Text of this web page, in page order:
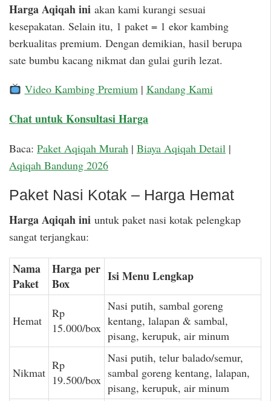
Harga Aqiqah ini akan kami kurangi sesuai
kesepakatan. Selain itu, 1 paket = 1 ekor kambing
berkualitas premium. Dengan demikian, hasil berupa
sate bumbu kacang nikmat dan gulai gurih lezat.
Video Kambing Premium| Kandang Kami
Chat untuk Konsultasi Harga
Baca: Paket Aqiqah Murah | Biaya Aqiqah Detail |
Aqiqah Bandung 2026
Paket Nasi Kotak – Harga Hemat
Harga Aqiqah ini untuk paket nasi kotak pelengkap
sangat terjangkau:
Nama
Paket
Harga per
Box
Isi Menu Lengkap
Hemat
Rp
15.000/box
Nasi putih, sambal goreng
kentang, lalapan & sambal,
pisang, kerupuk, air minum
Nikmat
Rp
19.500/box
Nasi putih, telur balado/semur,
sambal goreng kentang, lalapan,
pisang, kerupuk, air minum